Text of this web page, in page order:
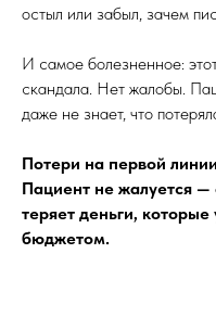
остыл или забыл, зачем
И самое болезненное:
скандала. Нет жалобы.
даже не знает, что
Потери на первой
Пациент не жалуется —
теряет деньги,
бюджетом.